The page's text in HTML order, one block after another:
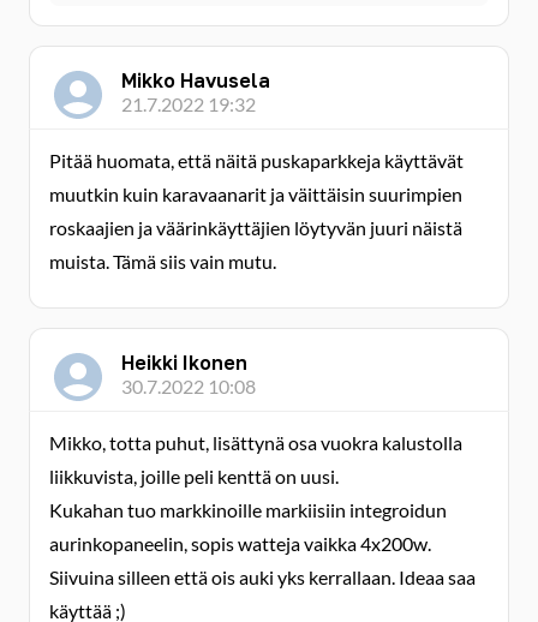
Mikko Havusela
21.7.2022 19:32
Pitää huomata, että näitä puskaparkkeja käyttävät
muutkin kuin karavaanarit ja väittäisin suurimpien
roskaajien ja väärinkäyttäjien löytyvän juuri näistä
muista. Tämä siis vain mutu.
Heikki Ikonen
30.7.2022 10:08
Mikko, totta puhut, lisättynä osa vuokra kalustolla
liikkuvista, joille peli kenttä on uusi.
Kukahan tuo markkinoille markiisiin integroidun
aurinkopaneelin, sopis watteja vaikka 4x200w.
Siivuina silleen että ois auki yks kerrallaan. Ideaa saa
käyttää ;)